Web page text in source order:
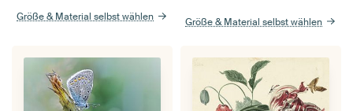
Größe & Material selbst wählen Größe & Material selbst wählen